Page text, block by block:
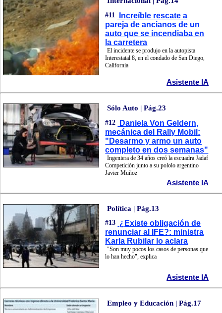
#11
Increíble rescate a
pareja de ancianos de un
auto que se incendiaba en
la carretera
El incidente se produjo en la autopista
Interestatal 8, en el condado de San Diego,
California
Asistente IA
Sólo Auto | Pág.23
#12
Daniela Von Geldern,
mecánica del Rally Mobil:
"Desarmo y armo un auto
completo en dos semanas"
Ingeniera de 34 años creó la escuadra Jadaf
Competición junto a su pololo argentino
Javier Muñoz
Asistente IA
Política | Pág.13
#13 ¿Existe obligación de
renunciar al IFE?: ministra
Karla Rubilar lo aclara
"Son muy pocos los casos de personas que
lo han hecho", explica
Asistente IA
Empleo y Educación | Pág.17